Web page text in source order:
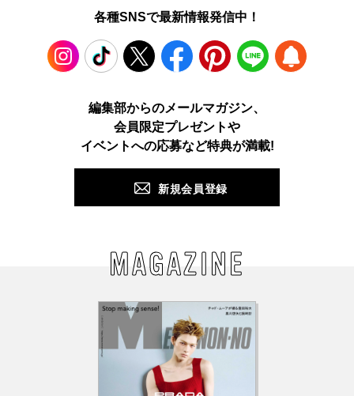
各種SNSで最新情報発信中！
TikTok Facebook Pinterest LINE
編集部からのメールマガジン、
会員限定プレゼントや
イベントへの応募など特典が満載!
新規会員登録
MAGAZINE